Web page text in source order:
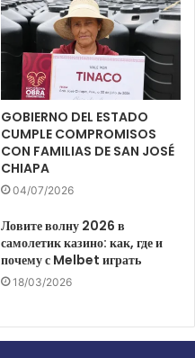
GOBIERNO DEL ESTADO
CUMPLE COMPROMISOS
CON FAMILIAS DE SAN JOSÉ
CHIAPA
04/07/2026
Ловите волну 2026 в
самолетик казино: как, где и
почему с Melbet играть
18/03/2026